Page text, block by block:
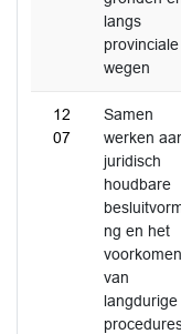
langs
provinciale
wegen
12
07
Samen
werken
juridisch
houdbare
ng en het
voorkomen
van
langdurige